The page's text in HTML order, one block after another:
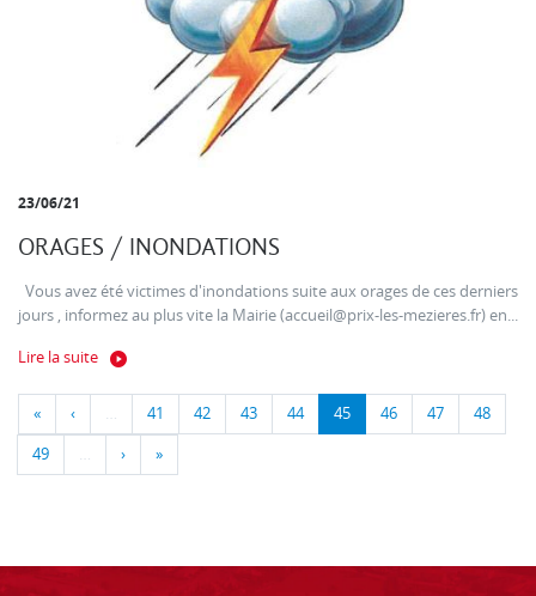
23/06/21
ORAGES / INONDATIONS
Vous avez été victimes d'inondations suite aux orages de ces derniers
jours , informez au plus vite la Mairie (accueil@prix-les-mezieres.fr) en...
Lire la suite
« ‹ … 41 42 43 44 45 46 47 48
49 … › »